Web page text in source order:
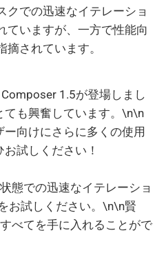
クでの迅速なイテレーショ
ていますが、一方で性能向
摘されています。
1.5が登場しまし
ても興奮しています。\n\n
ー向けにさらに多くの使用
試しください！
態での迅速なイテレーショ
お試しください。\n\n賢
べてを手に入れることがで